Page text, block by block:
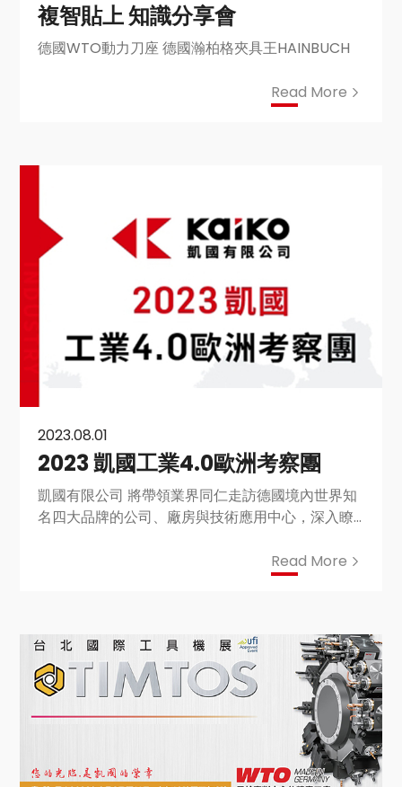
複智貼上 知識分享會
德國WTO動力刀座 德國瀚柏格夾具王HAINBUCH
Read More
2023.08.01
2023 凱國工業4.0歐洲考察團
凱國有限公司 將帶領業界同仁走訪德國境內世界知
名四大品牌的公司、廠房與技術應用中心，深入瞭
Read More